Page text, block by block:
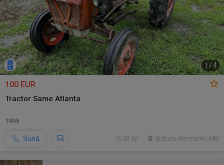
1 /4
100 EUR
Tractor Same Atlanta
1999
Sună Sighetu Marmatiei, MM
25 jul.